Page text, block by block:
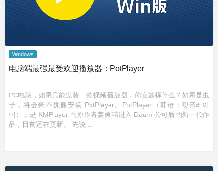
Windows
电脑端最强最受欢迎播放器：PotPlayer
PC电脑，如果只能安装一款视频播放器，你会选择什么？如果是虫
子，将会毫不犹豫安装 PotPlayer。PotPlayer（韩语：팟플레이
어），是 KMPlayer 的原作者姜勇囍进入 Daum 公司后的新一代作
品，目前还在更新。 先说 ...